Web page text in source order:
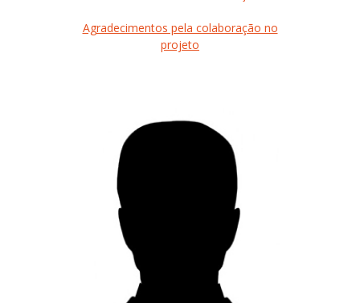
Agradecimentos pela colaboração no
projeto